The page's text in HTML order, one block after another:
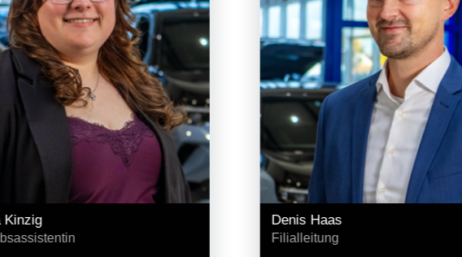
Kinzig Denis Haas
Filialleitung